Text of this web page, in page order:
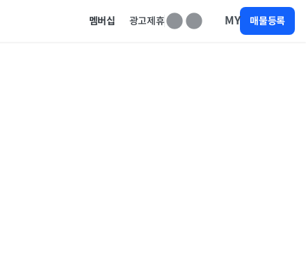
멤버십 광고제휴 MY 매물등록